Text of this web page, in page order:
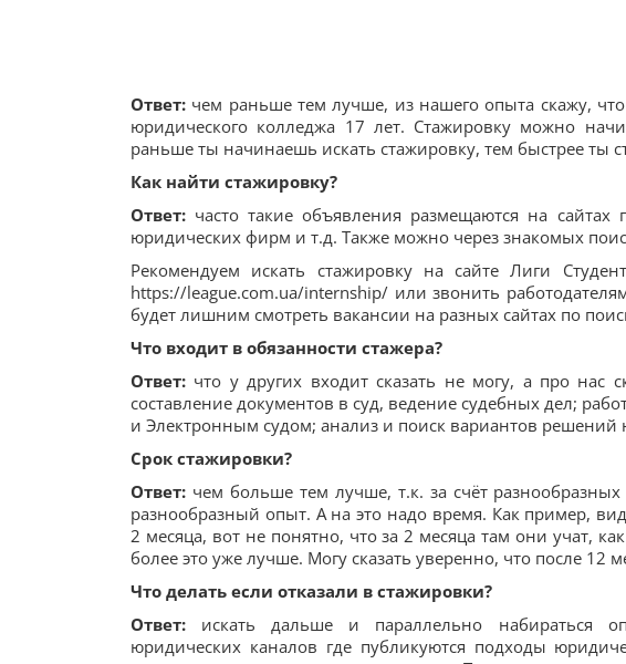
Ответ: чем раньше тем лучше, из нашего опыта скажу,
юридического колледжа 17 лет. Стажировку можно
раньше ты начинаешь искать стажировку, тем быстрее ты
Как найти стажировку?
Ответ: часто такие объявления размещаются на сайтах
юридических фирм и т.д. Также можно через знакомых
Рекомендуем искать стажировку на сайте Лиги
https://league.com.ua/internship/ или звонить
будет лишним смотреть вакансии на разных сайтах по
Что входит в обязанности стажера?
Ответ: что у других входит сказать не могу, а про нас
составление документов в суд, ведение судебных дел;
и Электронным судом; анализ и поиск вариантов
Срок стажировки?
Ответ: чем больше тем лучше, т.к. за счёт
разнообразный опыт. А на это надо время. Как пример,
2 месяца, вот не понятно, что за 2 месяца там они учат,
более это уже лучше. Могу сказать уверенно, что после 12
Что делать если отказали в стажировки?
Ответ: искать дальше и параллельно набираться
юридических каналов где публикуются подходы